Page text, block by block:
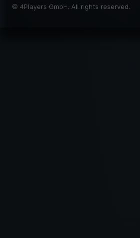
© 4Players GmbH. All rights reserved.